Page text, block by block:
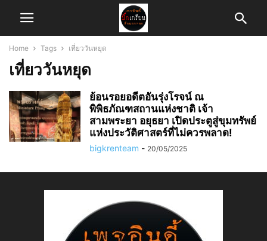
Home Tags เที่ยววันหยุด
เที่ยววันหยุด
ย้อนรอยอดีตอันรุ่งโรจน์ ณ
พิพิธภัณฑสถานแห่งชาติ เจ้า
สามพระยา อยุธยา เปิดประตูสู่ขุมทรัพย์
แห่งประวัติศาสตร์ที่ไม่ควรพลาด!
bigkrenteam - 20/05/2025